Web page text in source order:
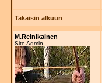
Takaisin alkuun
M.Reinikainen
Site Admin